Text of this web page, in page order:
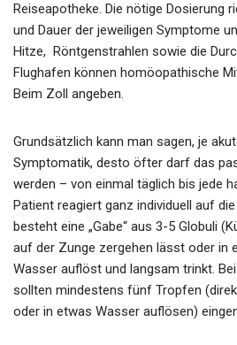
Reiseapotheke. Die nötige Dosierung
und Dauer der jeweiligen Symptome
Hitze, Röntgenstrahlen sowie die
Flughafen können homöopathische
Beim Zoll angeben.
Grundsätzlich kann man sagen, je
Symptomatik, desto öfter darf das
werden – von einmal täglich bis jede
Patient reagiert ganz individuell auf
besteht eine „Gabe“ aus 3-5 Globuli
auf der Zunge zergehen lässt oder in
Wasser auflöst und langsam trinkt.
sollten mindestens fünf Tropfen
oder in etwas Wasser auflösen)